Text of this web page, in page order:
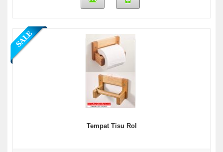
Tempat Tisu Rol